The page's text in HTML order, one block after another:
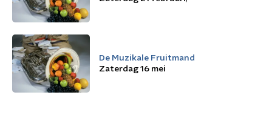
De Muzikale Fruitmand
Zaterdag 16 mei